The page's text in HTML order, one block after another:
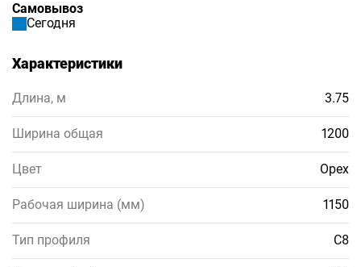
Самовывоз
Сегодня
Характеристики
Длина, м 3.75
Ширина общая 1200
Цвет Орех
Рабочая ширина (мм) 1150
Тип профиля С8